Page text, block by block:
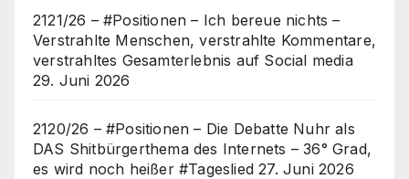
2121/26 – #Positionen – Ich bereue nichts –
Verstrahlte Menschen, verstrahlte Kommentare,
verstrahltes Gesamterlebnis auf Social media
29. Juni 2026
2120/26 – #Positionen – Die Debatte Nuhr als
DAS Shitbürgerthema des Internets – 36° Grad,
es wird noch heißer #Tageslied 27. Juni 2026